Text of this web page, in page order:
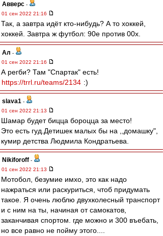
Авверс -
01 сен 2022 21:16
Так, а завтра идёт кто-нибудь? А то хоккей,
хоккей. Завтра ж футбол: 90е против 00х.
Ал -
01 сен 2022 21:16
А регби? Там "Спартак" есть!
https://trrl.ru/teams/2134 :)
slava1 -
01 сен 2022 21:13
Шамар будет бицца бороцца за место!
Это есть гуд.Детишек малых бы на ,,домашку",
кумир детства Людмила Кондратьева.
Nikiforoff -
01 сен 2022 21:13
Мотобол, безумие имхо, это как надо
нажраться или раскуриться, чтоб придумать
такое. Я очень люблю двухколесный транспорт
и с ним на ты, начиная от самокатов,
заканчивая спортом. где можно и 300 въебать,
но все равно не пойму этого....